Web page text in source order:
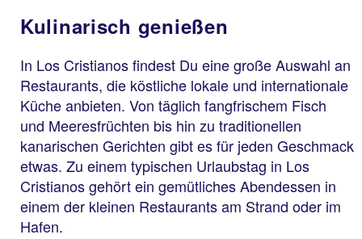
Kulinarisch genießen
In Los Cristianos findest Du eine große Auswahl an
Restaurants, die köstliche lokale und internationale
Küche anbieten. Von täglich fangfrischem Fisch
und Meeresfrüchten bis hin zu traditionellen
kanarischen Gerichten gibt es für jeden Geschmack
etwas. Zu einem typischen Urlaubstag in Los
Cristianos gehört ein gemütliches Abendessen in
einem der kleinen Restaurants am Strand oder im
Hafen.